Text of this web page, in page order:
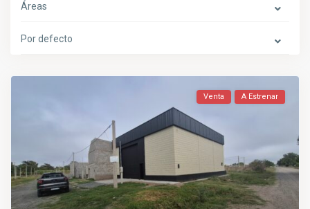
Áreas
Por defecto
Venta A Estrenar